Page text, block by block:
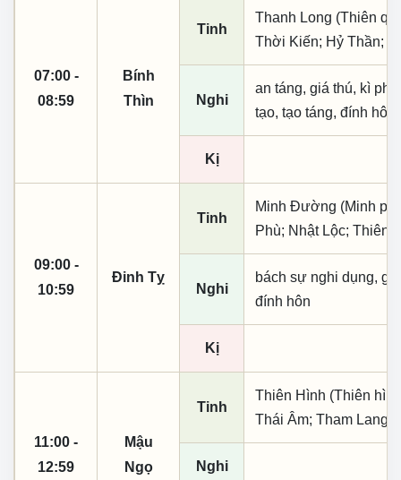
07:00 -
08:59
Bính
Thìn
Tinh
Thanh Long (Thiên
Thời Kiến; Hỷ Thần;
Nghi
an táng, giá thú, kì
tạo, tạo táng, đính hôn
Kị
09:00 -
10:59
Đinh Tỵ
Tinh
Minh Đường (Minh
Phù; Nhật Lộc; Thiên
Nghi
bách sự nghi dụng,
đính hôn
Kị
11:00 -
12:59
Mậu
Ngọ
Tinh
Thiên Hình (Thiên
Thái Âm; Tham Lang;
Nghi